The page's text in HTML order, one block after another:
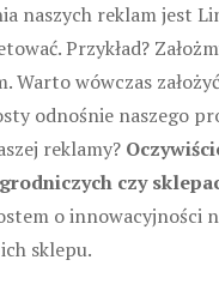
naszych reklam jest
Przykład?
wówczas
odnośnie naszego
reklamy?
czy
o innowacyjności
sklepu.